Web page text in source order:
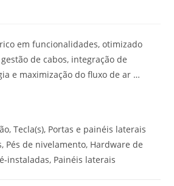
em funcionalidades, otimizado
de cabos, integração de
e maximização do fluxo de ar …
Tecla(s), Portas e painéis laterais
Pés de nivelamento, Hardware de
instaladas, Painéis laterais